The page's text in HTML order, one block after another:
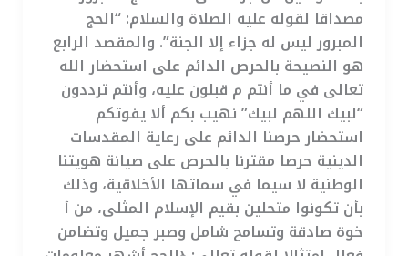
مصداقا لقوله عليه الصلاة والسلام: “الحج
المبرور ليس له جزاء إلا الجنة”. والمقصد الرابع
هو النصيحة بالحرص الدائم على استحضار الله
تعالى في ما أنتم م قبلون عليه، وأنتم ترددون
“لبيك اللهم لبيك” نهيب بكم ألا يفوتكم
استحضار حرصنا الدائم على رعاية المقدسات
الدينية حرصا مقترنا بالحرص على صيانة هويتنا
الوطنية لا سيما في سماتها الأخلاقية، وذلك
بأن تكونوا متحلين بقيم الإسلام المثلى، من أ
خوة صادقة وتسامح شامل وصبر جميل وتضامن